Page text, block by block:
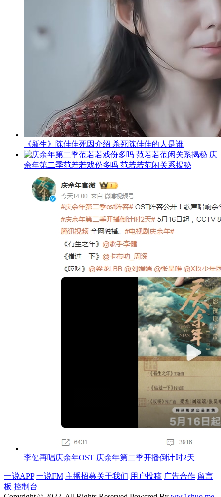
《新生》陈佳佳死因介绍 杀死陈佳佳的人是谁
庆
余年第二季范若若戏份多吗 范若若范闲关系揭秘
李健再唱庆余年OST 庆余年第二季开播倒计时2天
一说APP 一说FM 主播招募关于我们 用户投稿 广告合作 留言
板 控制台